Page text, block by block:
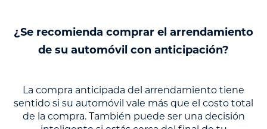
¿Se recomienda comprar el arrendamiento
de su automóvil con anticipación?
La compra anticipada del arrendamiento tiene
sentido si su automóvil vale más que el costo total
de la compra. También puede ser una decisión